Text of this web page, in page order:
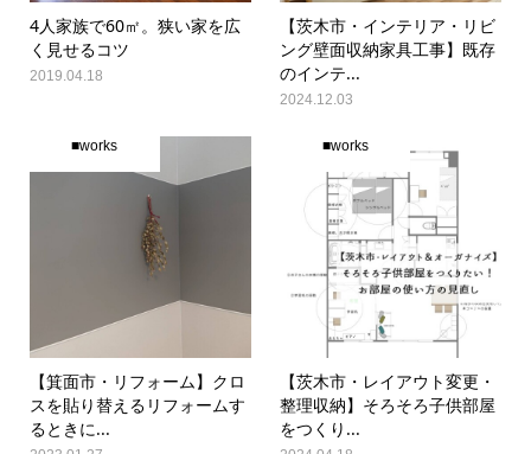
4人家族で60㎡。狭い家を広
く見せるコツ
2019.04.18
【茨木市・インテリア・リビ
ング壁面収納家具工事】既存
のインテ...
2024.12.03
■works
【箕面市・リフォーム】クロ
スを貼り替えるリフォームす
るときに...
■works
【茨木市・レイアウト変更・
整理収納】そろそろ子供部屋
をつくり...